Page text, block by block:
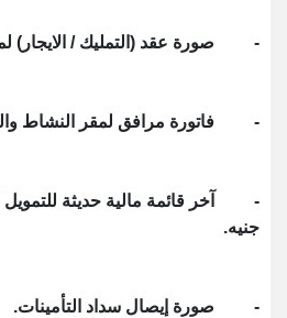
- صورة عقد (التمليك / الايجار)
- فاتورة مرافق لمقر النشاط
جنيه.
- صورة إيصال سداد التأمينات.